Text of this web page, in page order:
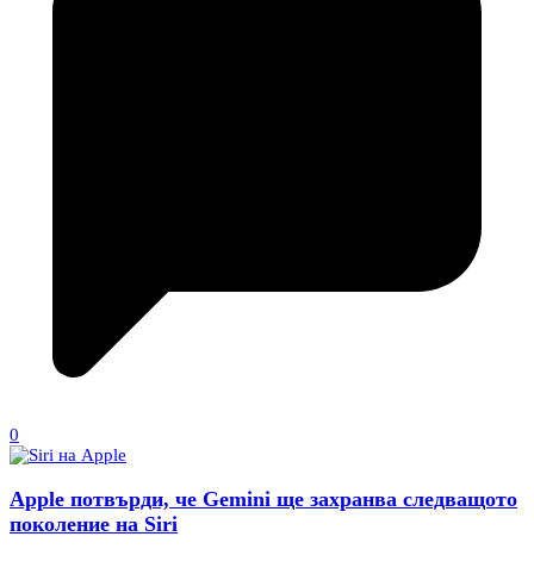
0
Apple потвърди, че Gemini ще захранва следващото
поколение на Siri